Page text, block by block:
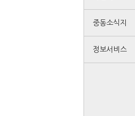
중동소식지
정보서비스